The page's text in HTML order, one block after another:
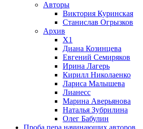
Авторы
Виктория Куринская
Станислав Огрызков
Архив
X1
Диана Козинцева
Евгений Семиряков
Ирина Лагерь
Кирилл Николаенко
Лариса Малышева
Лианесс
Марина Аверьянова
Наталья Зубрилина
Олег Бабулин